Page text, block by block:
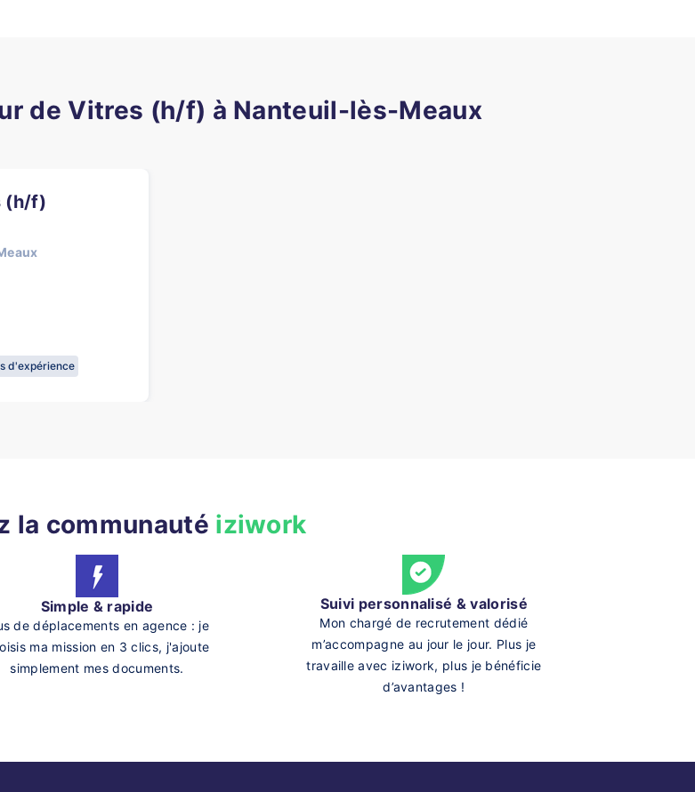
de Vitres (h/f) à Nanteuil-lès-Meaux
(h/f)
d'expérience
la communauté iziwork
Simple & rapide
de déplacements en agence : je
ma mission en 3 clics, j'ajoute
simplement mes documents.
Suivi personnalisé & valorisé
Mon chargé de recrutement dédié
m’accompagne au jour le jour. Plus je
travaille avec iziwork, plus je bénéficie
d’avantages !